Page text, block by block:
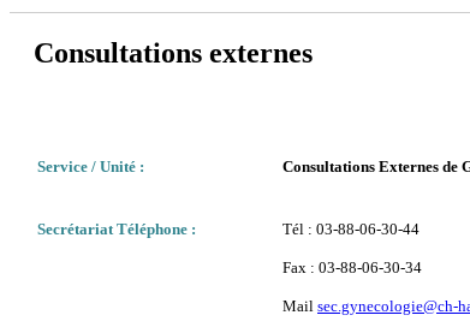
Consultations externes
Service / Unité : Consultations Externes de
Secrétariat Téléphone : Tél : 03-88-06-30-44
Fax : 03-88-06-30-34
Mail sec.gynecologie@ch-